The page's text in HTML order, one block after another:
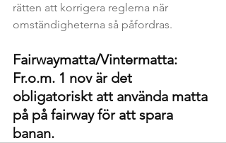
rätten att korrigera reglerna när
omständigheterna så påfordras.
Fairwaymatta/Vintermatta:
Fr.o.m. 1 nov är det
obligatoriskt att använda matta
på på fairway för att spara
banan.